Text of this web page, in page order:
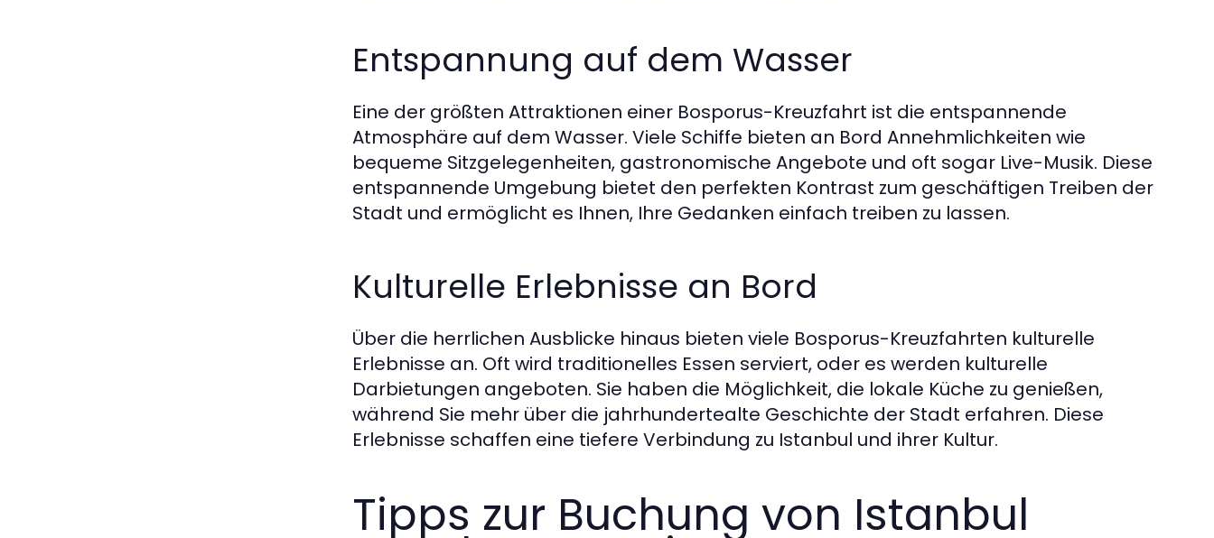
Entspannung auf dem Wasser
Eine der größten Attraktionen einer Bosporus-Kreuzfahrt ist die entspannende
Atmosphäre auf dem Wasser. Viele Schiffe bieten an Bord Annehmlichkeiten wie
bequeme Sitzgelegenheiten, gastronomische Angebote und oft sogar Live-Musik. Diese
entspannende Umgebung bietet den perfekten Kontrast zum geschäftigen Treiben der
Stadt und ermöglicht es Ihnen, Ihre Gedanken einfach treiben zu lassen.
Kulturelle Erlebnisse an Bord
Über die herrlichen Ausblicke hinaus bieten viele Bosporus-Kreuzfahrten kulturelle
Erlebnisse an. Oft wird traditionelles Essen serviert, oder es werden kulturelle
Darbietungen angeboten. Sie haben die Möglichkeit, die lokale Küche zu genießen,
während Sie mehr über die jahrhundertealte Geschichte der Stadt erfahren. Diese
Erlebnisse schaffen eine tiefere Verbindung zu Istanbul und ihrer Kultur.
Tipps zur Buchung von Istanbul